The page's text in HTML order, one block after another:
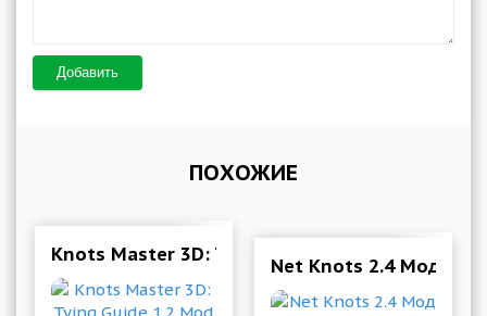
Добавить
ПОХОЖИЕ
Knots Master 3D: Tying Guide 1.2 Mod
Net Knots 2.4 Мод